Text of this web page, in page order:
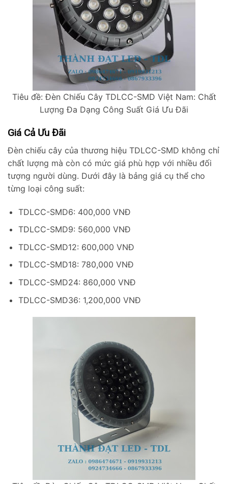
Tiêu đề: Đèn Chiếu Cây TDLCC-SMD Việt Nam: Chất
Lượng Đa Dạng Công Suất Giá Ưu Đãi
Giá Cả Ưu Đãi
Đèn chiếu cây của thương hiệu TDLCC-SMD không chỉ
chất lượng mà còn có mức giá phù hợp với nhiều đối
tượng người dùng. Dưới đây là bảng giá cụ thể cho
từng loại công suất:
TDLCC-SMD6: 400,000 VNĐ
TDLCC-SMD9: 560,000 VNĐ
TDLCC-SMD12: 600,000 VNĐ
TDLCC-SMD18: 780,000 VNĐ
TDLCC-SMD24: 860,000 VNĐ
TDLCC-SMD36: 1,200,000 VNĐ